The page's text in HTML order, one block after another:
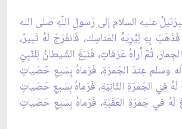
عليه السلام إلى رَسولِ اللّهِ صلى الله
بِهِ لِيُرِيَهُ المَناسِكَ، فَانفَرَجَ لَهُ ثَبيرٌ،
ثُمّ أراهُ عَرَفاتٍ، فَنَبَغَ الشّيطانُ لِلنّبِيّ
وسلم عِندَ الجَمرَةِ، فَرَماهُ بِسَبعِ حَصَياتٍ
فِي الجَمرَةِ الثّانِيَةِ، فَرَماهُ بِسَبعِ حَصَياتٍ
في جَمرَةِ العَقَبَةِ، فَرَماهُ بِسَبعِ حَصَياتٍ